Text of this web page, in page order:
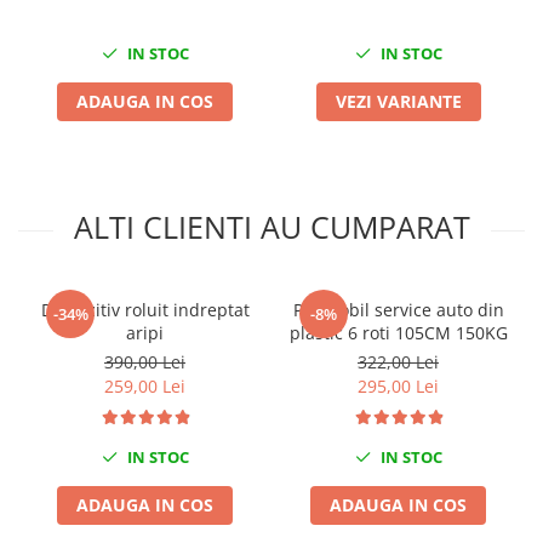
Sistem Vibro-Power
Surubelnite Si Biti
Truse de surubelnite
Vulcanizare
Masini de dejantat roti
Masini de echilibrat roti
Scule Vulcanizare
IN STOC
ADAUGA IN COS
IN STOC
VEZI VARIANTE
ALTI CLIENTI AU CUMPARAT
-34%
Dispozitiv roluit indreptat
aripi
390,00 Lei
259,00 Lei
IN STOC
ADAUGA IN COS
-8%
Pat mobil service auto din
plastic 6 roti 105CM 150KG
322,00 Lei
295,00 Lei
IN STOC
ADAUGA IN COS